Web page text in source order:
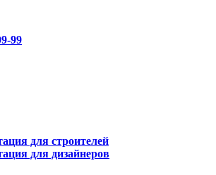
99
для строителей
для дизайнеров